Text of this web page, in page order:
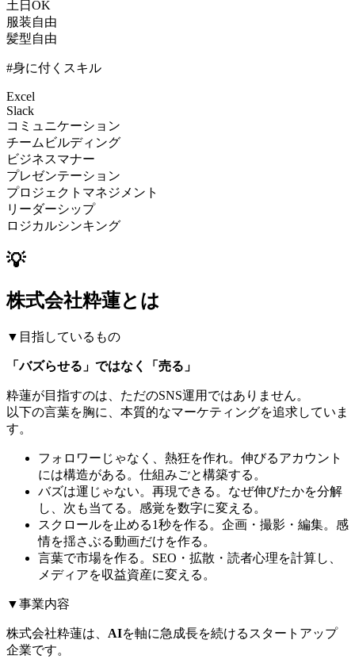
土日OK
服装自由
髪型自由
#身に付くスキル
Excel
Slack
コミュニケーション
チームビルディング
ビジネスマナー
プレゼンテーション
プロジェクトマネジメント
リーダーシップ
ロジカルシンキング
💡
株式会社粋蓮とは
▼目指しているもの
「バズらせる」ではなく「売る」
粋蓮が目指すのは、ただのSNS運用ではありません。
以下の言葉を胸に、本質的なマーケティングを追求していま
す。
フォロワーじゃなく、熱狂を作れ。伸びるアカウント
には構造がある。仕組みごと構築する。
バズは運じゃない。再現できる。なぜ伸びたかを分解
し、次も当てる。感覚を数字に変える。
スクロールを止める1秒を作る。企画・撮影・編集。感
情を揺さぶる動画だけを作る。
言葉で市場を作る。SEO・拡散・読者心理を計算し、
メディアを収益資産に変える。
▼事業内容
株式会社粋蓮は、 AIを軸に急成長を続けるスタートアップ
企業です。